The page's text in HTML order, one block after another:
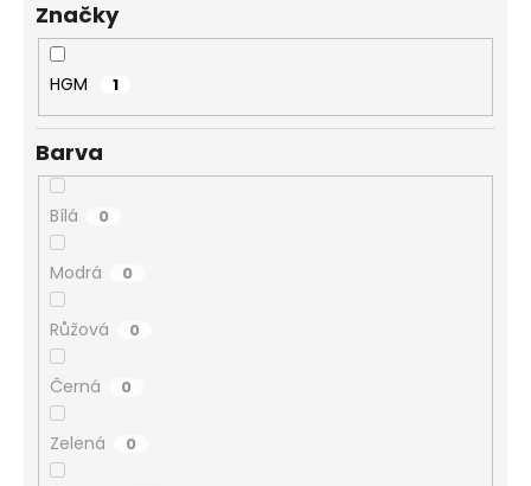
ůZnačky
HGM 1
Barva
Bílá 0
Modrá 0
Růžová 0
Černá 0
Zelená 0
a
?